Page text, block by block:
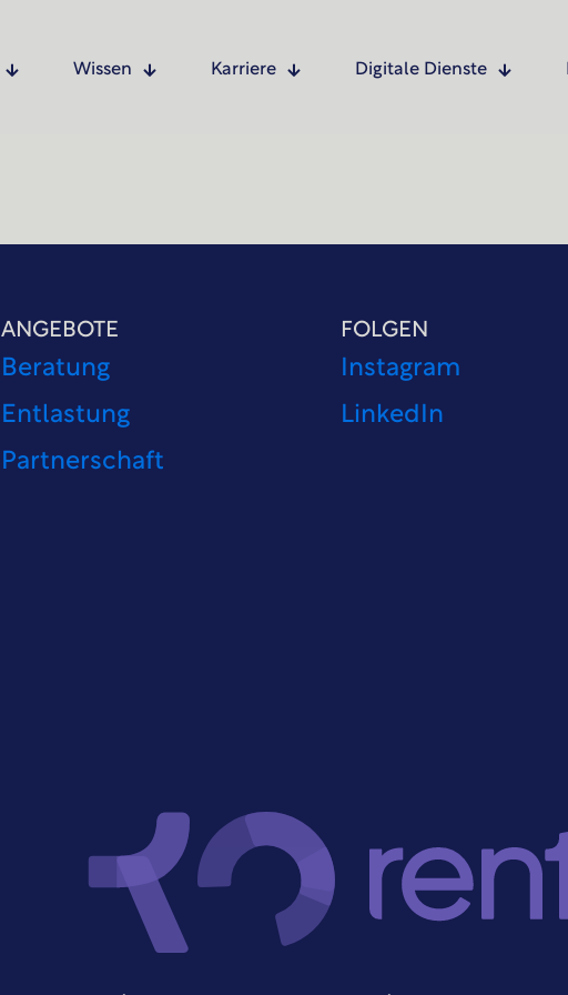
Wissen Karriere Digitale Dienste
ANGEBOTE
Beratung
Entlastung
Partnerschaft
FOLGEN
Instagram
LinkedIn